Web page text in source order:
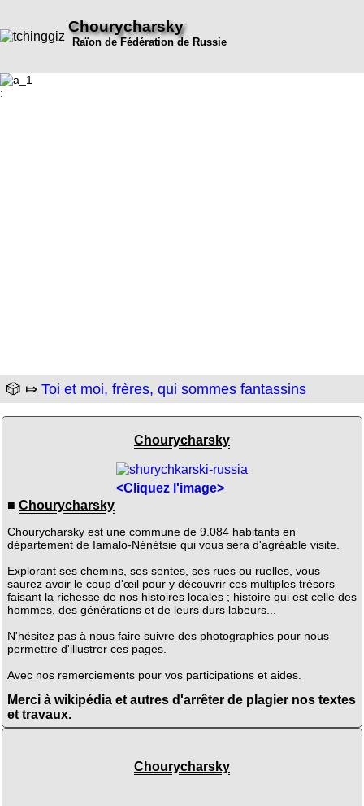
Chourycharsky
Raïon de Fédération de Russie
:
🎲 ⤇ Toi et moi, frères, qui sommes fantassins
Chourycharsky
<Cliquez l'image>
■ Chourycharsky
Chourycharsky est une commune de 9.084 habitants en
département de Iamalo-Nénétsie qui vous sera d'agréable visite.
Explorant ses chemins, ses sentes, ses rues ou ruelles, vous
saurez avoir le coup d'œil pour y découvrir ces multiples trésors
faisant la richesse de nos histoires locales ; histoire qui est celle des
hommes, des générations et de leurs durs labeurs...
N'hésitez pas à nous faire suivre des photographies pour nous
permettre d'illustrer ces pages.
Avec nos remerciements pour vos participations et aides.
Merci à wikipédia et autres d'arrêter de plagier nos textes
et travaux.
Chourycharsky